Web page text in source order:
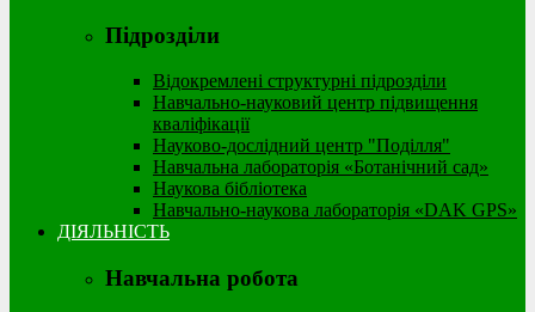
Підрозділи
Відокремлені структурні підрозділи
Навчально-науковий центр підвищення
кваліфікації
Науково-дослідний центр "Поділля"
Навчальна лабораторія «Ботанічний сад»
Наукова бібліотека
Навчально-наукова лабораторія «DAK GPS»
ДІЯЛЬНІСТЬ
Навчальна робота